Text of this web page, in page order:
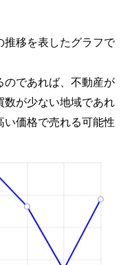
移を表したグラフで
であれば、不動産が
が少ない地域であれ
価格で売れる可能性